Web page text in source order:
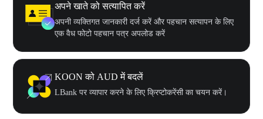
अपने खाते को सत्यापित करें
अपनी व्यक्तिगत जानकारी दर्ज करें और पहचान सत्यापन के लिए
एक वैध फोटो पहचान पत्र अपलोड करें
KOON को AUD में बदलें
LBank पर व्यापार करने के लिए क्रिप्टोकरेंसी का चयन करें।